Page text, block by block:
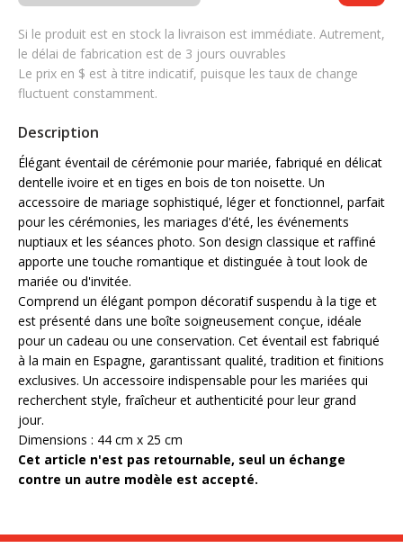
Si le produit est en stock la livraison est immédiate. Autrement,
le délai de fabrication est de 3 jours ouvrables
Le prix en $ est à titre indicatif, puisque les taux de change
fluctuent constamment.
Description
Élégant éventail de cérémonie pour mariée, fabriqué en délicat
dentelle ivoire et en tiges en bois de ton noisette. Un
accessoire de mariage sophistiqué, léger et fonctionnel, parfait
pour les cérémonies, les mariages d'été, les événements
nuptiaux et les séances photo. Son design classique et raffiné
apporte une touche romantique et distinguée à tout look de
mariée ou d'invitée.
Comprend un élégant pompon décoratif suspendu à la tige et
est présenté dans une boîte soigneusement conçue, idéale
pour un cadeau ou une conservation. Cet éventail est fabriqué
à la main en Espagne, garantissant qualité, tradition et finitions
exclusives. Un accessoire indispensable pour les mariées qui
recherchent style, fraîcheur et authenticité pour leur grand
jour.
Dimensions : 44 cm x 25 cm
Cet article n'est pas retournable, seul un échange
contre un autre modèle est accepté.